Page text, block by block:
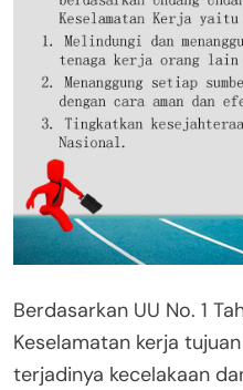
Berdasarkan UU No. 1
Keselamatan kerja
terjadinya kecelakaan